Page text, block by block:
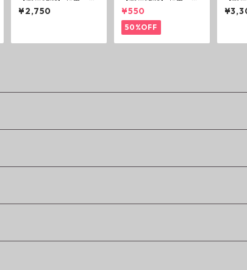
ビカップ カラーズレ
インボー
¥2,750
ーダー茶碗 赤
¥550
50%OFF
リー
ード